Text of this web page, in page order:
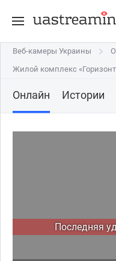
Веб-камеры Украины
Жилой комплекс
Веб-камеры Украины
Жилой комплекс
Онлайн Истории
Последняя